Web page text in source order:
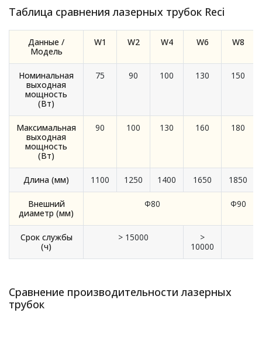
Таблица сравнения лазерных трубок Reci
Данные /
Модель
W1 W2 W4 W6 W8
Номинальная
выходная
мощность
(Вт)
75 90 100 130 150
Максимальная
выходная
мощность
(Вт)
90 100 130 160 180
Длина (мм) 1100 1250 1400 1650 1850
Внешний
диаметр (мм)
Ф80 Ф90
Срок службы
(ч)
> 15000
>
10000
Сравнение производительности лазерных
трубок